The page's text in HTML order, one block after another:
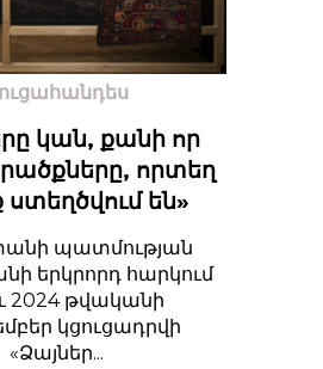
կան, քանի որ
որտեղ
են»
պատմության
երկրորդ հարկում
2024 թվականի
կցուցադրվի
«Ձայներ...